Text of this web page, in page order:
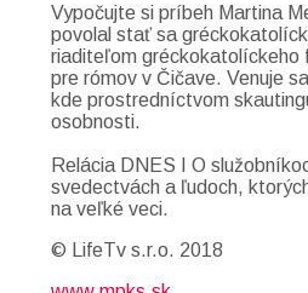
Vypočujte si príbeh Martina
povolal stať sa
riaditeľom gréckokatolíckeho
pre rómov v Čičave. Venuje
kde prostredníctvom
osobnosti.
Relácia DNES I O
svedectvách a ľudoch,
na veľké veci.
© LifeTv s.r.o. 2018